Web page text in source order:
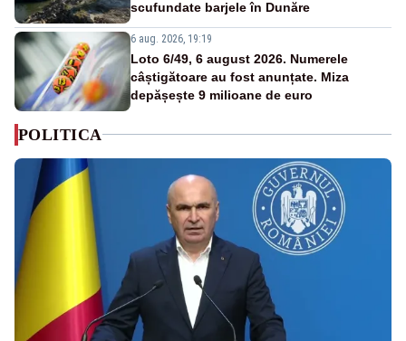
scufundate barjele în Dunăre
6 aug. 2026, 19:19
Loto 6/49, 6 august 2026. Numerele
câștigătoare au fost anunțate. Miza
depășește 9 milioane de euro
POLITICA